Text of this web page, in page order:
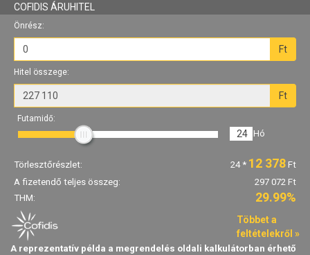
COFIDIS ÁRUHITEL
Önrész:
Ft
Hitel összege:
Ft
Futamidő:
24 Hó
Törlesztőrészlet: 24* 12 378 Ft
A fizetendő teljes összeg:
297 072 Ft
THM:
29.99%
Többet a
feltételekről »
A reprezentatív példa a megrendelés oldali kalkulátorban érhető